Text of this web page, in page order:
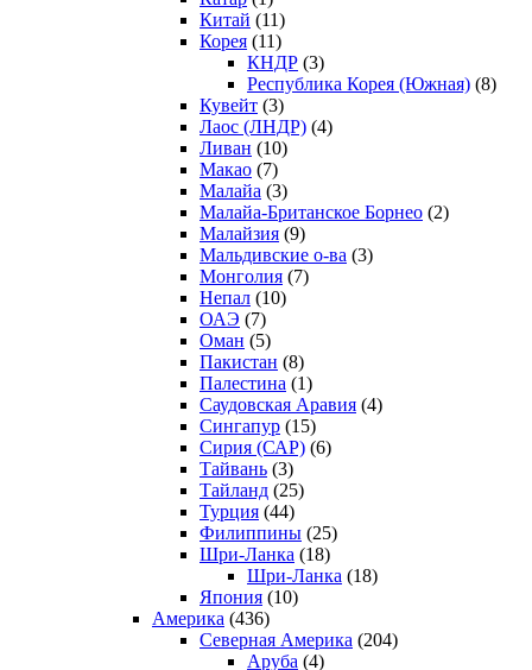
Китай (11)
Корея (11)
КНДР (3)
Республика Корея (Южная) (8)
Кувейт (3)
Лаос (ЛНДР) (4)
Ливан (10)
Макао (7)
Малайа (3)
Малайа-Британское Борнео (2)
Малайзия (9)
Мальдивские о-ва (3)
Монголия (7)
Непал (10)
ОАЭ (7)
Оман (5)
Пакистан (8)
Палестина (1)
Саудовская Аравия (4)
Сингапур (15)
Сирия (САР) (6)
Тайвань (3)
Тайланд (25)
Турция (44)
Филиппины (25)
Шри-Ланка (18)
Шри-Ланка (18)
Япония (10)
Америка (436)
Северная Америка (204)
Аруба (4)